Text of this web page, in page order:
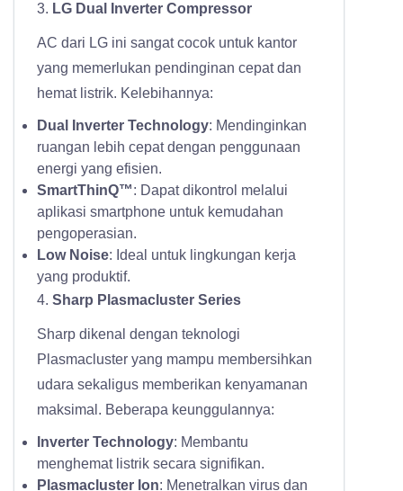
3. LG Dual Inverter Compressor
AC dari LG ini sangat cocok untuk kantor
yang memerlukan pendinginan cepat dan
hemat listrik. Kelebihannya:
Dual Inverter Technology: Mendinginkan
ruangan lebih cepat dengan penggunaan
energi yang efisien.
SmartThinQ™: Dapat dikontrol melalui
aplikasi smartphone untuk kemudahan
pengoperasian.
Low Noise: Ideal untuk lingkungan kerja
yang produktif.
4. Sharp Plasmacluster Series
Sharp dikenal dengan teknologi
Plasmacluster yang mampu membersihkan
udara sekaligus memberikan kenyamanan
maksimal. Beberapa keunggulannya:
Inverter Technology: Membantu
menghemat listrik secara signifikan.
Plasmacluster Ion: Menetralkan virus dan